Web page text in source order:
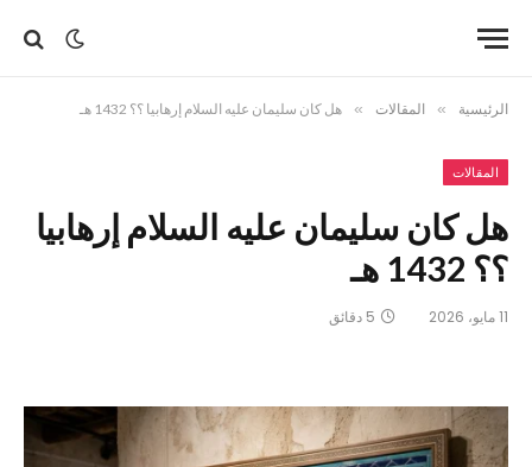
الرئيسية » المقالات » هل كان سليمان عليه السلام إرهابيا ؟؟ 1432 هـ
المقالات
هل كان سليمان عليه السلام إرهابيا
؟؟ 1432 هـ
11 مايو، 2026 5 دقائق